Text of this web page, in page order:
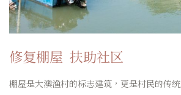
修复棚屋 扶助社区
棚屋是大澳渔村的标志建筑，更是村民的传统